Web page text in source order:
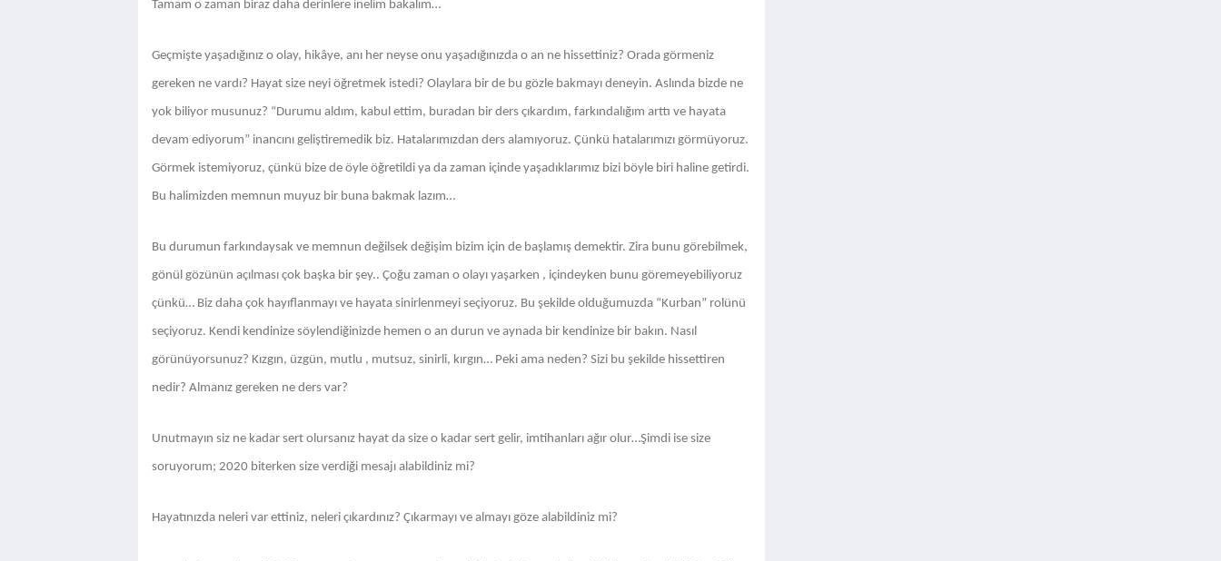
Tamam o zaman biraz daha derinlere inelim bakalım…
Geçmişte yaşadığınız o olay, hikâye, anı her neyse onu yaşadığınızda o an ne hissettiniz? Orada görmeniz
gereken ne vardı? Hayat size neyi öğretmek istedi? Olaylara bir de bu gözle bakmayı deneyin. Aslında bizde ne
yok biliyor musunuz? “Durumu aldım, kabul ettim, buradan bir ders çıkardım, farkındalığım arttı ve hayata
devam ediyorum” inancını geliştiremedik biz. Hatalarımızdan ders alamıyoruz. Çünkü hatalarımızı görmüyoruz.
Görmek istemiyoruz, çünkü bize de öyle öğretildi ya da zaman içinde yaşadıklarımız bizi böyle biri haline getirdi.
Bu halimizden memnun muyuz bir buna bakmak lazım…
Bu durumun farkındaysak ve memnun değilsek değişim bizim için de başlamış demektir. Zira bunu görebilmek,
gönül gözünün açılması çok başka bir şey.. Çoğu zaman o olayı yaşarken , içindeyken bunu göremeyebiliyoruz
çünkü… Biz daha çok hayıflanmayı ve hayata sinirlenmeyi seçiyoruz. Bu şekilde olduğumuzda “Kurban” rolünü
seçiyoruz. Kendi kendinize söylendiğinizde hemen o an durun ve aynada bir kendinize bir bakın. Nasıl
görünüyorsunuz? Kızgın, üzgün, mutlu , mutsuz, sinirli, kırgın… Peki ama neden? Sizi bu şekilde hissettiren
nedir? Almanız gereken ne ders var?
Unutmayın siz ne kadar sert olursanız hayat da size o kadar sert gelir, imtihanları ağır olur…Şimdi ise size
soruyorum; 2020 biterken size verdiği mesajı alabildiniz mi?
Hayatınızda neleri var ettiniz, neleri çıkardınız? Çıkarmayı ve almayı göze alabildiniz mi?